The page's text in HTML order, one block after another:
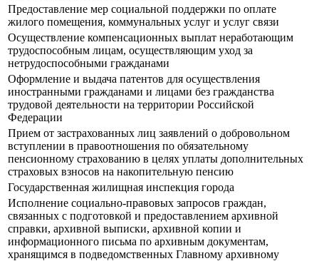
Предоставление мер социальной поддержки по оплате
жилого помещения, коммунальных услуг и услуг связи
Осуществление компенсационных выплат неработающим
трудоспособным лицам, осуществляющим уход за
нетрудоспособными гражданами
Оформление и выдача патентов для осуществления
иностранными гражданами и лицами без гражданства
трудовой деятельности на территории Российской
Федерации
Прием от застрахованных лиц заявлений о добровольном
вступлении в правоотношения по обязательному
пенсионному страхованию в целях уплаты дополнительных
страховых взносов на накопительную пенсию
Государственная жилищная инспекция города
Исполнение социально-правовых запросов граждан,
связанных с подготовкой и предоставлением архивной
справки, архивной выписки, архивной копии и
информационного письма по архивным документам,
хранящимся в подведомственных Главному архивному